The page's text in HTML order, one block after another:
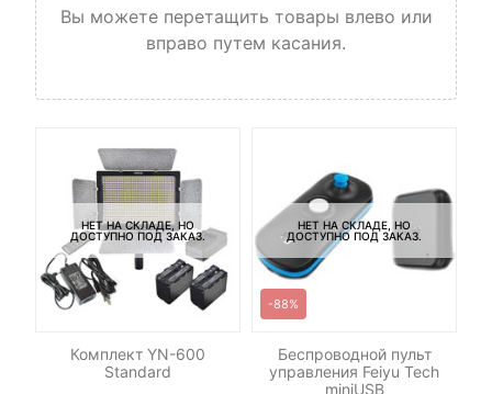
Вы можете перетащить товары влево или
вправо путем касания.
НЕТ НА СКЛАДЕ, НО
ДОСТУПНО ПОД ЗАКАЗ.
Комплект YN-600
Standard
НЕТ НА СКЛАДЕ, НО
ДОСТУПНО ПОД ЗАКАЗ.
-88%
Беспроводной пульт
управления Feiyu Tech
miniUSB